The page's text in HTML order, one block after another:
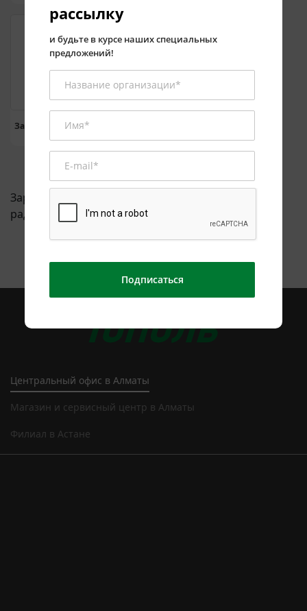
Зарядное устройство
Зарядные устройства для
радиостанций.
Центральный офис в Алматы
Магазин и сервисный центр в Алматы
Филиал в Астане
рассылку
и будьте в курсе наших специальных
предложений!
Подписаться